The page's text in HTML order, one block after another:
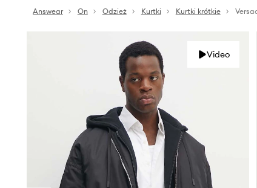
Answear On Odzież Kurtki Kurtki krótkie
Video